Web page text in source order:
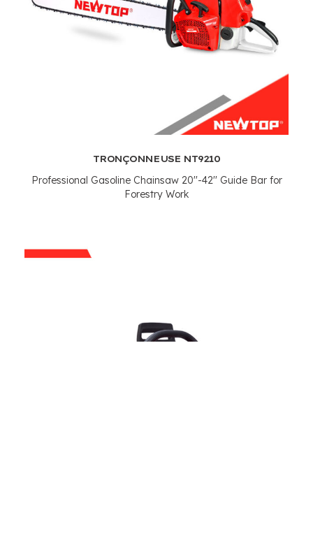
TRONÇONNEUSE NT9210
Professional Gasoline Chainsaw 20''-42'' Guide Bar for
Forestry Work